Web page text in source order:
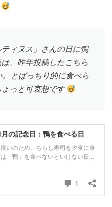
ィヌス」さんの日に鴨
、昨年投稿したこちら
とばっちり的に食べら
っと可哀想です